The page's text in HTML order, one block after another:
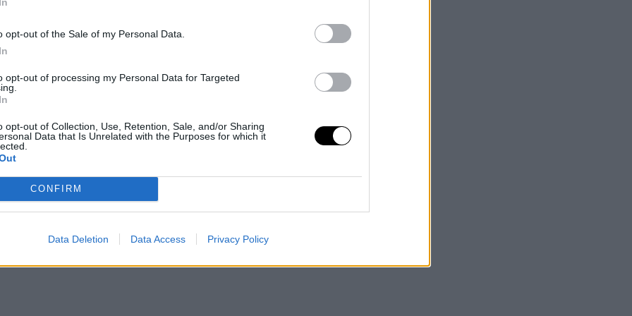
opt-out of the Sale of my Personal Data.
opt-out of processing my Personal Data for Targeted
opt-out of Collection, Use, Retention, Sale, and/or Sharing
Data that Is Unrelated with the Purposes for which it
CONFIRM
Data Deletion Data Access Privacy Policy
αυτό προσπάθησα να κάνω, να
μου, στην ζωή μου. Την στιγμή
αισθάνθηκα ότι είναι η γυναίκα της
ότι εκεί άρχισε το πραγματικό
με απόλυτη άγνοια κινδύνου,
μας έμειναν άφωνοι και για αρκετά
καπρίτσιο», είχε δηλώσει σε